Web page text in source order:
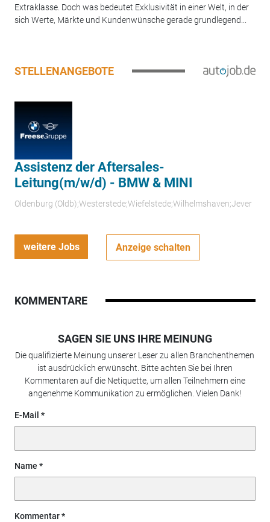
Extraklasse. Doch was bedeutet Exklusivität in einer Welt, in der
sich Werte, Märkte und Kundenwünsche gerade grundlegend...
STELLENANGEBOTE
Assistenz der Aftersales-
Leitung(m/w/d) - BMW & MINI
Oldenburg (Oldb);Westerstede;Wiefelstede;Wilhelmshaven;Jever
weitere Jobs Anzeige schalten
KOMMENTARE
SAGEN SIE UNS IHRE MEINUNG
Die qualifizierte Meinung unserer Leser zu allen Branchenthemen
ist ausdrücklich erwünscht. Bitte achten Sie bei Ihren
Kommentaren auf die Netiquette, um allen Teilnehmern eine
angenehme Kommunikation zu ermöglichen. Vielen Dank!
E-Mail
Name
Kommentar